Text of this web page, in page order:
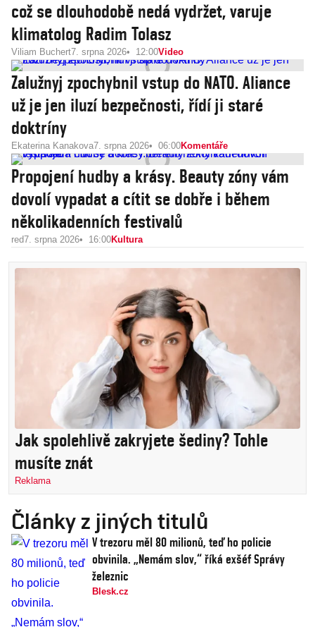
což se dlouhodobě nedá vydržet, varuje
klimatolog Radim Tolasz
Viliam Buchert7. srpna 2026 12:00Video
Zalužnyj zpochybnil vstup do NATO. Aliance
už je jen iluzí bezpečnosti, řídí ji staré
doktríny
Ekaterina Kanakova7. srpna 2026 06:00Komentáře
Propojení hudby a krásy. Beauty zóny vám
dovolí vypadat a cítit se dobře i během
několikadenních festivalů
red7. srpna 2026 16:00Kultura
Jak spolehlivě zakryjete šediny? Tohle
musíte znát
Reklama
Články z jiných titulů
V trezoru měl 80 milionů, teď ho policie
obvinila. „Nemám slov,“ říká exšéf Správy
železnic
Blesk.cz